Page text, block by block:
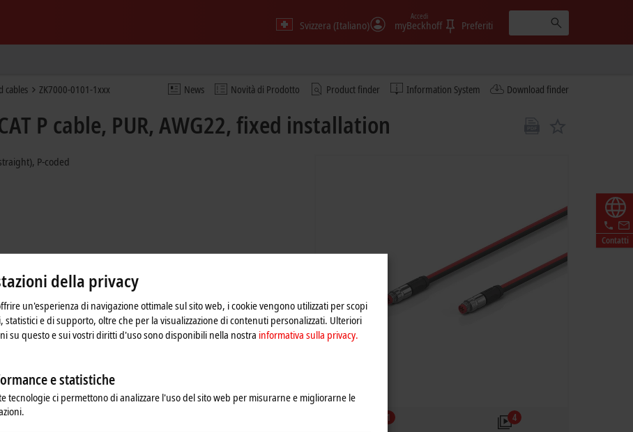
Svizzera (Italiano) myBeckhoff
Accedi
Preferiti
News Novità di Prodotto Product finder Information System Download finder
cables ZK7000-0101-1xxx
Contatti
P cable, PUR, AWG22, fixed installation
1 4
P-coded
della privacy
un'esperienza di navigazione ottimale sul sito web, i cookie vengono utilizzati per scopi
statistici e di supporto, oltre che per la visualizzazione di contenuti personalizzati. Ulteriori
su questo e sui vostri diritti d'uso sono disponibili nella nostra informativa sulla privacy.
e statistiche
tecnologie ci permettono di analizzare l'uso del sito web per misurarne e migliorarne le